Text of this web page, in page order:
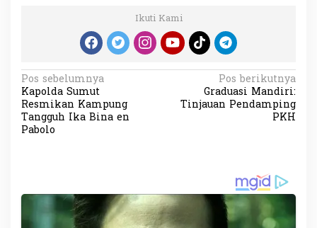
Ikuti Kami
N
a
v
s
i
Pos sebelumnya
Kapolda Sumut
Resmikan Kampung
Tangguh Ika Bina en
Pabolo
Pos berikutnya
Graduasi Mandiri:
Tinjauan Pendamping
PKH